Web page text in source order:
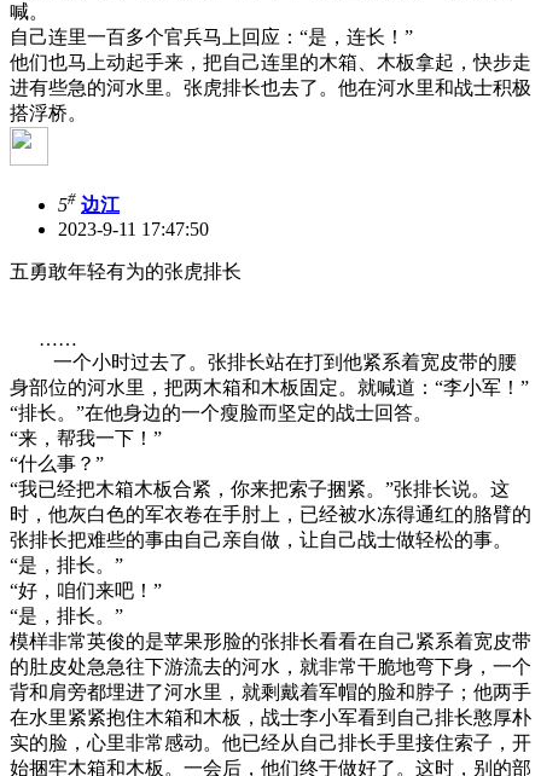
喊。
自己连里一百多个官兵马上回应：“是，连长！”
他们也马上动起手来，把自己连里的木箱、木板拿起，快步走
进有些急的河水里。张虎排长也去了。他在河水里和战士积极
搭浮桥。
5# 边江
2023-9-11 17:47:50
五勇敢年轻有为的张虎排长
……
一个小时过去了。张排长站在打到他紧系着宽皮带的腰
身部位的河水里，把两木箱和木板固定。就喊道：“李小军！”
“排长。”在他身边的一个瘦脸而坚定的战士回答。
“来，帮我一下！”
“什么事？”
“我已经把木箱木板合紧，你来把索子捆紧。”张排长说。这
时，他灰白色的军衣卷在手肘上，已经被水冻得通红的胳臂的
张排长把难些的事由自己亲自做，让自己战士做轻松的事。
“是，排长。”
“好，咱们来吧！”
“是，排长。”
模样非常英俊的是苹果形脸的张排长看看在自己紧系着宽皮带
的肚皮处急急往下游流去的河水，就非常干脆地弯下身，一个
背和肩旁都埋进了河水里，就剩戴着军帽的脸和脖子；他两手
在水里紧紧抱住木箱和木板，战士李小军看到自己排长憨厚朴
实的脸，心里非常感动。他已经从自己排长手里接住索子，开
始捆牢木箱和木板。一会后，他们终于做好了。这时，别的部